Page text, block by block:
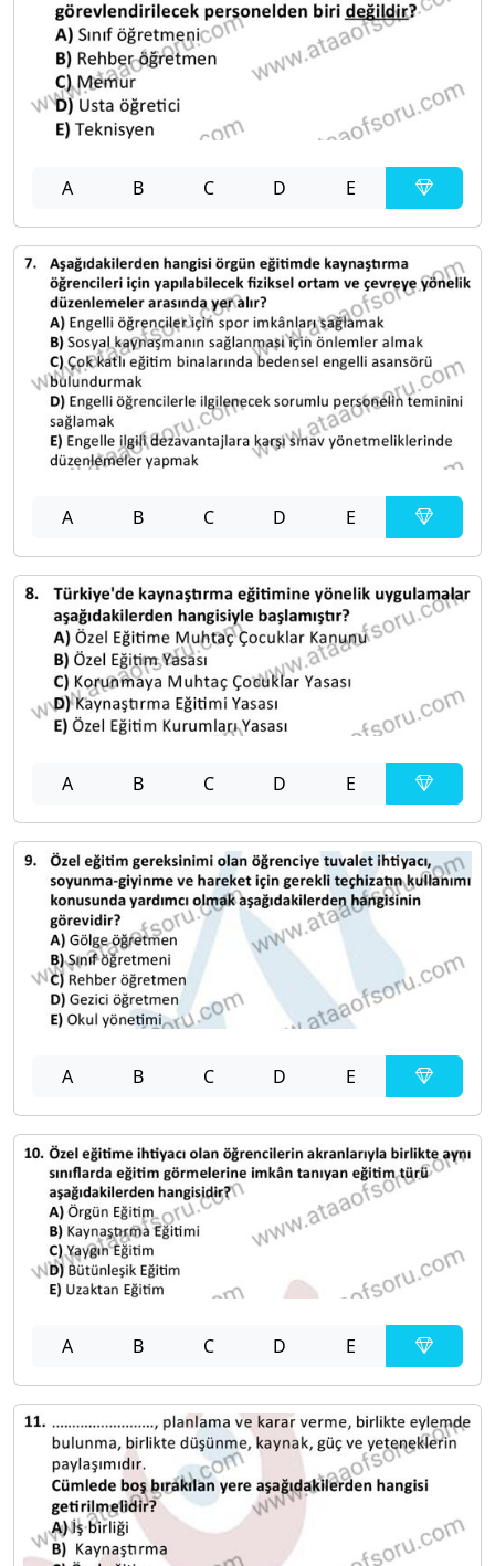
A B C D E
A B C D E
A B C D E
A B C D E
A B C D E